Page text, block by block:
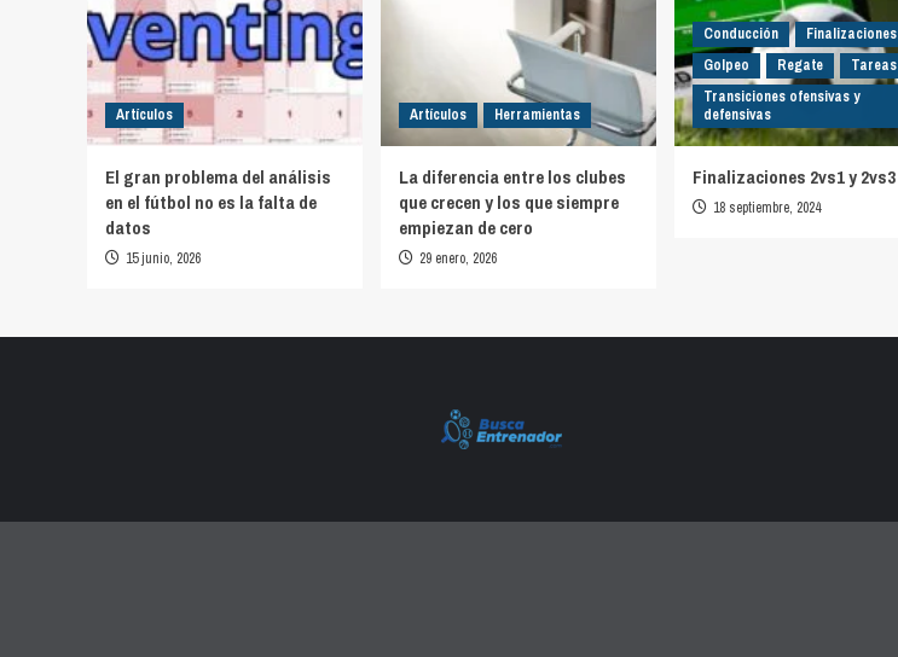
Artículos
El gran problema del análisis
en el fútbol no es la falta de
datos
15 junio, 2026
Artículos Herramientas
La diferencia entre los clubes
que crecen y los que siempre
empiezan de cero
29 enero, 2026
Conducción
Finalizaciones
Golpeo
Regate
Tareas
Transiciones ofensivas y
defensivas
Finalizaciones 2vs1 y 2vs3
18 septiembre, 2024